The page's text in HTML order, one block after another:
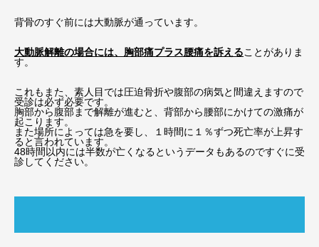
背骨のすぐ前には大動脈が通っています。
大動脈解離の場合には、胸部痛プラス腰痛を訴えることがありま
す。
これもまた、素人目では圧迫骨折や腹部の病気と間違えますので
受診は必ず必要です。
胸部から腹部まで解離が進むと、背部から腰部にかけての激痛が
起こります。
また場所によっては急を要し、１時間に１％ずつ死亡率が上昇す
ると言われています。
48時間以内には半数が亡くなるというデータもあるのですぐに受
診してください。